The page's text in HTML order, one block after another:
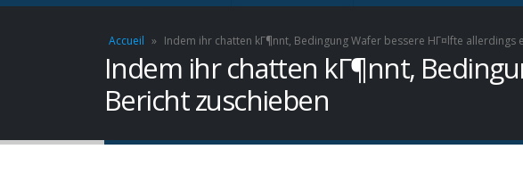
Accueil » Indem ihr chatten kГ¶nnt, Bedingung Wafer bessere HГ¤lfte allerdings
Indem ihr chatten kГ¶nnt,
Bericht zuschieben